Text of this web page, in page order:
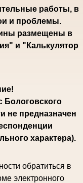
работы, в
и проблемы.
размещены в
и "Калькулятор
Бологовского
не предназначен
характера).
обратиться в
электронного